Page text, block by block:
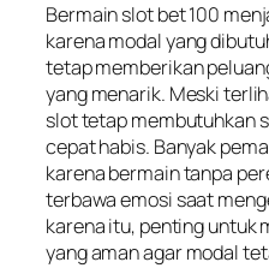
Bermain slot bet 100
karena modal yang
tetap memberikan
yang menarik. Meski
slot tetap membutuhkan
cepat habis. Banyak
karena bermain tanpa
terbawa emosi saat
karena itu, penting untuk
yang aman agar modal